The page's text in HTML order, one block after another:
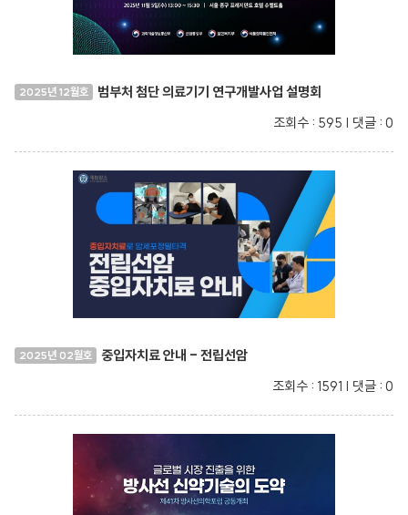
2025년 12월호
범부처 첨단 의료기기 연구개발사업 설명회
조회수 : 595 | 댓글 : 0
2025년 02월호
중입자치료 안내 - 전립선암
조회수 : 1591 | 댓글 : 0